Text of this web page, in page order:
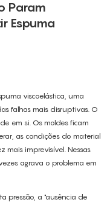
Param
Espuma
viscoelástica, uma
falhas mais disruptivas. O
em si. Os moldes ficam
as condições do material
mais imprevisível. Nessas
agrava o problema em
pressão, a "ausência de